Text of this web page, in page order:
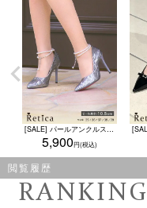
[SALE] パールアンクルストラップ付きしわ加工ハイヒールパンプス(グレー)
5,900
閲覧履歴
RANKING